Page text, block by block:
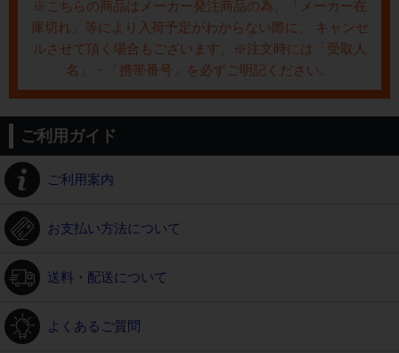
※こちらの商品はメーカー発注商品の為、「メーカー在
庫切れ」等により入荷予定がわからない際に、 キャンセ
ルさせて頂く場合もございます。※注文時には「受取人
名」・「携帯番号」を必ずご明記ください。
ご利用ガイド
ご利用案内
お支払い方法について
送料・配送について
よくあるご質問